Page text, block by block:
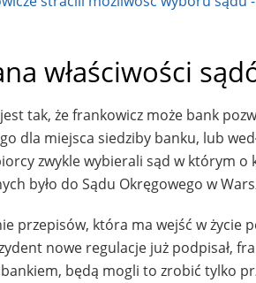
właściwości
tak, że frankowicz może bank
dla miejsca siedziby banku, lub
zwykle wybierali sąd w którym
było do Sądu Okręgowego w
przepisów, która ma wejść w życie
nowe regulacje już podpisał,
będą mogli to zrobić tylko